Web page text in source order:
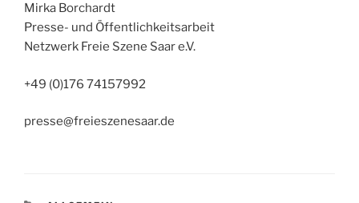
Mirka Borchardt
Presse- und Öffentlichkeitsarbeit
Netzwerk Freie Szene Saar e.V.
+49 (0)176 74157992
presse@freieszenesaar.de